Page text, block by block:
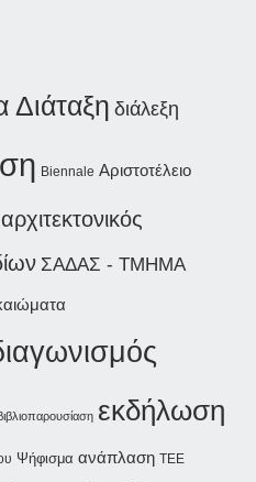
Διάταξη διάλεξη
Biennale Αριστοτέλειο
αρχιτεκτονικός
ΣΑΔΑΣ - ΤΜΗΜΑ
εκδήλωση
Ψήφισμα ανάπλαση ΤΕΕ